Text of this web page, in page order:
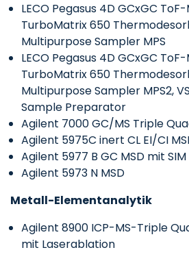
LECO Pegasus 4D GCxGC
TurboMatrix 650
Multipurpose Sampler MPS
LECO Pegasus 4D GCxGC
TurboMatrix 650
Multipurpose Sampler MPS2,
Sample Preparator
Agilent 7000 GC/MS Triple
Agilent 5975C inert CL EI/CI
Agilent 5977 B GC MSD mit SIM
Agilent 5973 N MSD
Metall-Elementanalytik
Agilent 8900 ICP-MS-Triple
mit Laserablation